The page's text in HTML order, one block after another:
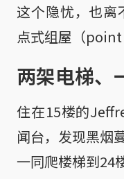
这个隐忧，也离
点式组屋（point
两架电梯、
住在15楼的
闻台，发现黑烟
一同爬楼梯到24